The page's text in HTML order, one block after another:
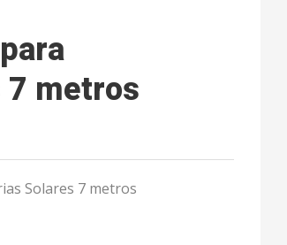
metros
Solares 7 metros